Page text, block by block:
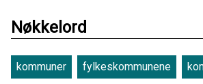
Nøkkelord
kommuner fylkeskommunene